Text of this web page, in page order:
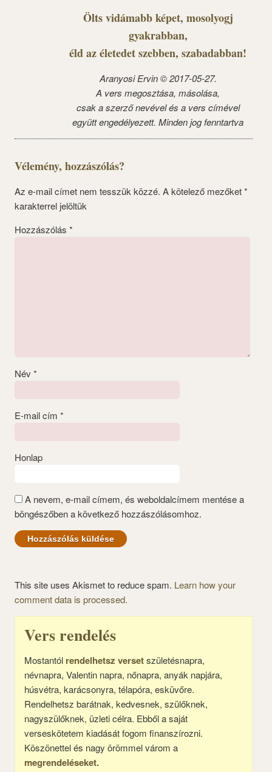
Ölts vidámabb képet, mosolyogj
gyakrabban,
éld az életedet szebben, szabadabban!
Aranyosi Ervin © 2017-05-27.
A vers megosztása, másolása,
csak a szerző nevével és a vers címével
együtt engedélyezett. Minden jog fenntartva
Vélemény, hozzászólás?
Az e-mail címet nem tesszük közzé. A kötelező mezőket*
karakterrel jelöltük
Hozzászólás *
Név *
E-mail cím *
Honlap
A nevem, e-mail címem, és weboldalcímem mentése a
böngészőben a következő hozzászólásomhoz.
This site uses Akismet to reduce spam. Learn how your
comment data is processed.
Vers rendelés
Mostantól rendelhetsz versetszületésnapra,
névnapra, Valentin napra, nőnapra, anyák napjára,
húsvétra, karácsonyra, télapóra, esküvőre.
Rendelhetsz barátnak, kedvesnek, szülőknek,
nagyszülőknek, üzleti célra. Ebből a saját
verseskötetem kiadását fogom finanszírozni.
Köszönettel és nagy örömmel várom a
megrendeléseket.